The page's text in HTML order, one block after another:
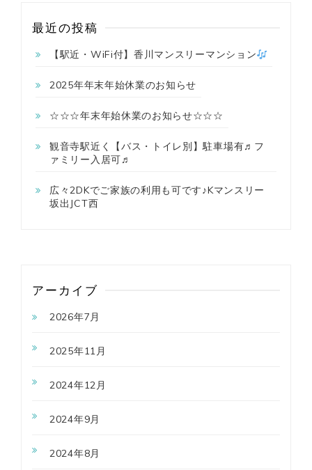
最近の投稿
【駅近・WiFi付】香川マンスリーマンション
2025年年末年始休業のお知らせ
☆☆☆年末年始休業のお知らせ☆☆☆
観音寺駅近く【バス・トイレ別】駐車場有♬フ
ァミリー入居可♬
広々2DKでご家族の利用も可です♪Kマンスリー
坂出JCT西
アーカイブ
2026年7月
2025年11月
2024年12月
2024年9月
2024年8月